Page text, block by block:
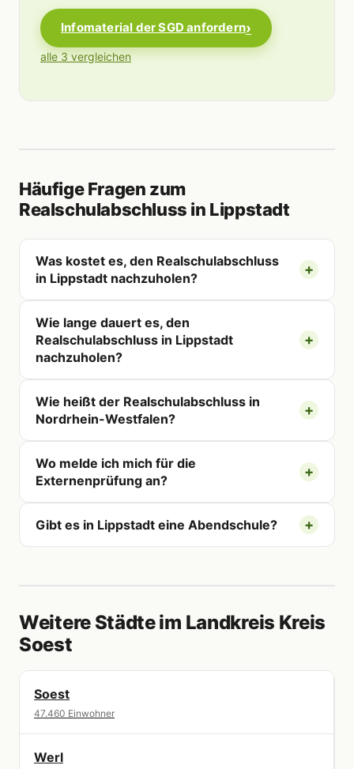
Infomaterial der SGD anfordern
alle 3 vergleichen
Häufige Fragen zum
Realschulabschluss in Lippstadt
Was kostet es, den Realschulabschluss
in Lippstadt nachzuholen?
Wie lange dauert es, den
Realschulabschluss in Lippstadt
nachzuholen?
Wie heißt der Realschulabschluss in
Nordrhein-Westfalen?
Wo melde ich mich für die
Externenprüfung an?
Gibt es in Lippstadt eine Abendschule?
Weitere Städte im Landkreis Kreis
Soest
Soest
47.460 Einwohner
Werl